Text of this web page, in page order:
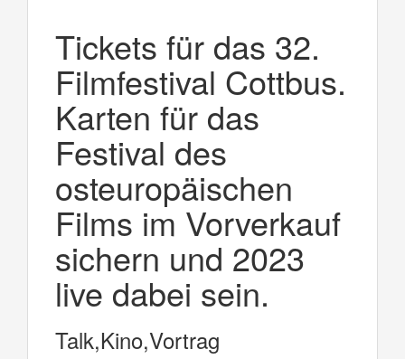
Tickets für das 32.
Filmfestival Cottbus.
Karten für das
Festival des
osteuropäischen
Films im Vorverkauf
sichern und 2023
live dabei sein.
Talk,Kino,Vortrag